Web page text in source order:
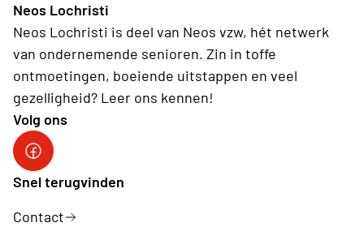
Neos Lochristi
Neos Lochristi is deel van Neos vzw, hét netwerk
van ondernemende senioren. Zin in toffe
ontmoetingen, boeiende uitstappen en veel
gezelligheid? Leer ons kennen!
Volg ons
Facebook
Snel terugvinden
Contact